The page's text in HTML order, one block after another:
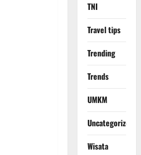
TNI
Travel tips
Trending
Trends
UMKM
Uncategorized
Wisata